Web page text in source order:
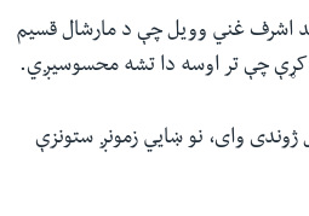
اشرف غني وویل چې د مارشال قسیم
کړې چې تر اوسه دا تشه محسوسیږي.
‪"‬که مارشال ژوندی وای، نو ښايي زمونږ ستونزې